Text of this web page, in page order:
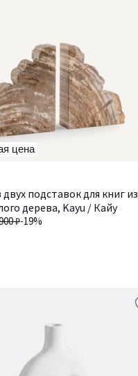
цена
подставок для книг из
дерева, Kayu / Кайу
₽-19%